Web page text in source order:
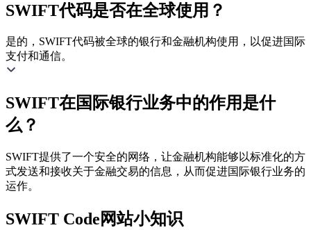
SWIFT代码是否在全球使用？
是的，SWIFT代码被全球的银行和金融机构使用，以促进国际
支付和通信。
SWIFT在国际银行业务中的作用是什
么？
SWIFT提供了一个安全的网络，让金融机构能够以标准化的方
式发送和接收关于金融交易的信息，从而促进国际银行业务的
运作。
SWIFT Code网站小知识